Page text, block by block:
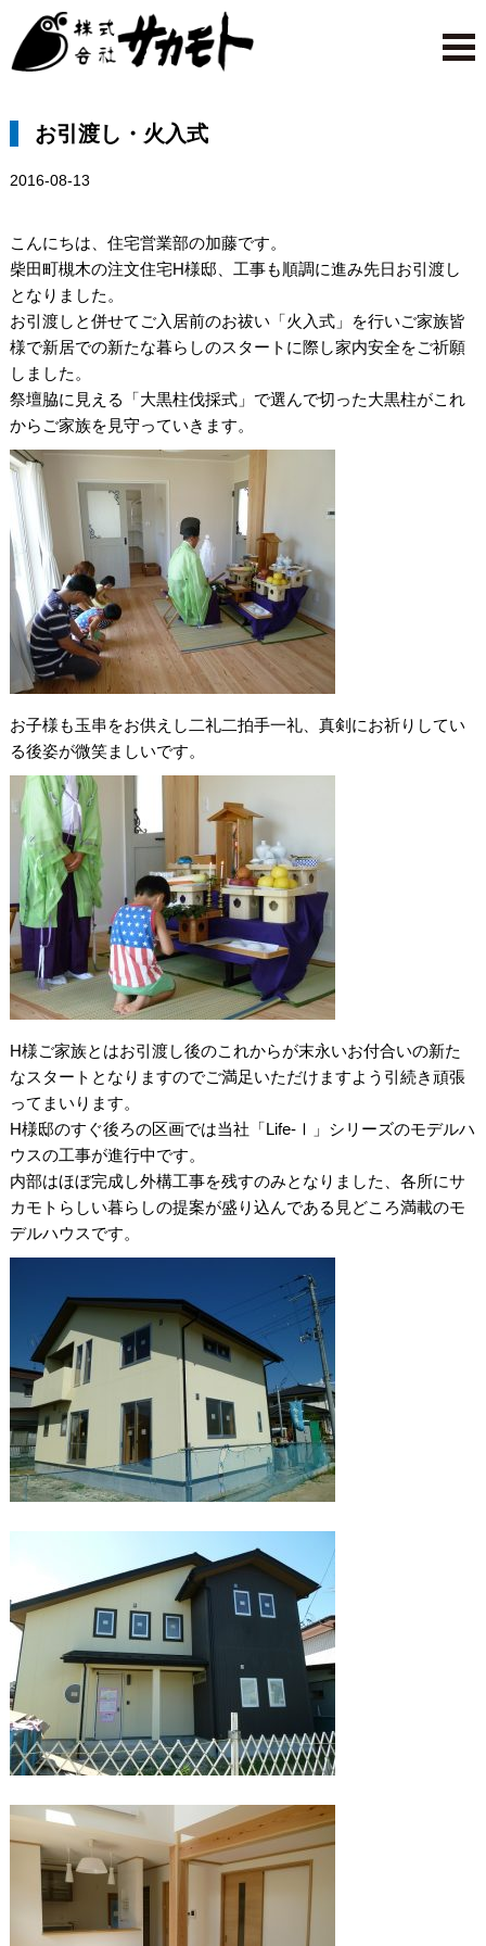
お引渡し・火入式
2016-08-13
こんにちは、住宅営業部の加藤です。
柴田町槻木の注文住宅H様邸、工事も順調に進み先日お引渡し
となりました。
お引渡しと併せてご入居前のお祓い「火入式」を行いご家族皆
様で新居での新たな暮らしのスタートに際し家内安全をご祈願
しました。
祭壇脇に見える「大黒柱伐採式」で選んで切った大黒柱がこれ
からご家族を見守っていきます。
お子様も玉串をお供えし二礼二拍手一礼、真剣にお祈りしてい
る後姿が微笑ましいです。
H様ご家族とはお引渡し後のこれからが末永いお付合いの新た
なスタートとなりますのでご満足いただけますよう引続き頑張
ってまいります。
H様邸のすぐ後ろの区画では当社「Life-Ⅰ」シリーズのモデルハ
ウスの工事が進行中です。
内部はほぼ完成し外構工事を残すのみとなりました、各所にサ
カモトらしい暮らしの提案が盛り込んである見どころ満載のモ
デルハウスです。